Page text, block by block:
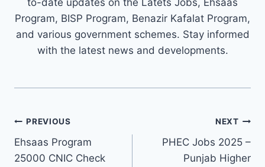
Program, BISP Program, Benazir Kafalat Program,
and various government schemes. Stay informed
with the latest news and developments.
Post
navigation
PREVIOUS
Ehsaas Program
25000 CNIC Check
NEXT
PHEC Jobs 2025 –
Punjab Higher